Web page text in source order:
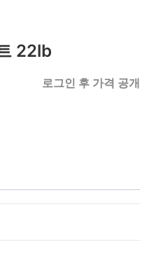
22lb
로그인 후 가격 공개